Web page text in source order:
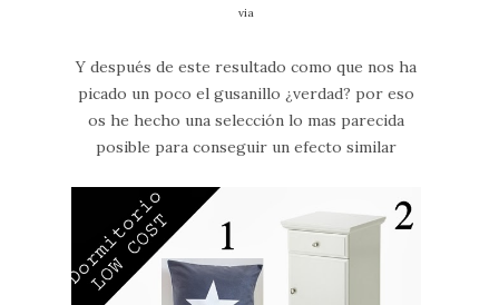
via
Y después de este resultado como que nos ha
picado un poco el gusanillo ¿verdad? por eso
os he hecho una selección lo mas parecida
posible para conseguir un efecto similar